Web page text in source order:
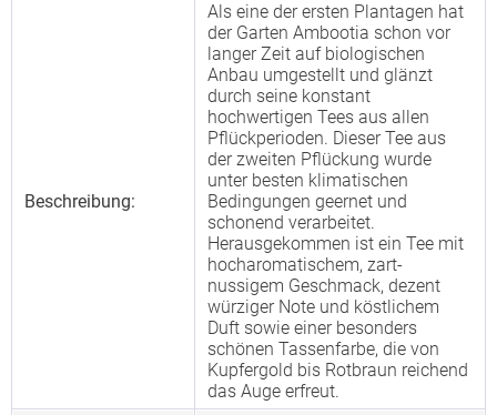
Beschreibung:
Als eine der ersten Plantagen hat
der Garten Ambootia schon vor
langer Zeit auf biologischen
Anbau umgestellt und glänzt
durch seine konstant
hochwertigen Tees aus allen
Pflückperioden. Dieser Tee aus
der zweiten Pflückung wurde
unter besten klimatischen
Bedingungen geernet und
schonend verarbeitet.
Herausgekommen ist ein Tee mit
hocharomatischem, zart-
nussigem Geschmack, dezent
würziger Note und köstlichem
Duft sowie einer besonders
schönen Tassenfarbe, die von
Kupfergold bis Rotbraun reichend
das Auge erfreut.